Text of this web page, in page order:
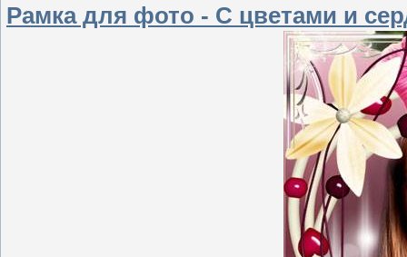
Рамка для фото - С цветами и